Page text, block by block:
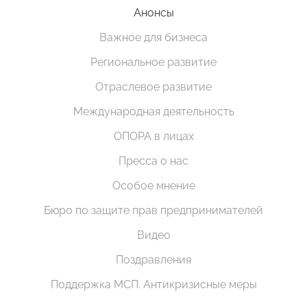
Анонсы
Важное для бизнеса
Региональное развитие
Отраслевое развитие
Международная деятельность
ОПОРА в лицах
Пресса о нас
Особое мнение
Бюро по защите прав предпринимателей
Видео
Поздравления
Поддержка МСП. Антикризисные меры